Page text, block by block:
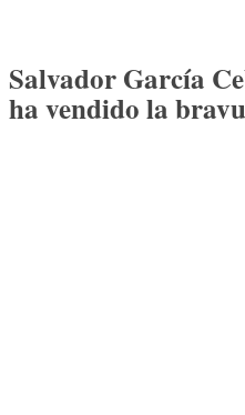
Salvador García
ha vendido la